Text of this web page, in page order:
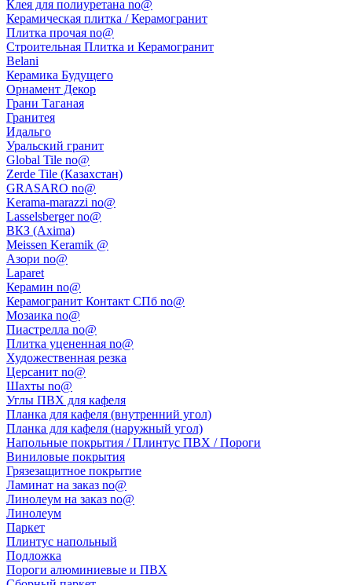
Клея для полиуретана no@
Керамическая плитка / Керамогранит
Плитка прочая no@
Строительная Плитка и Керамогранит
Belani
Керамика Будущего
Орнамент Декор
Грани Таганая
Гранитея
Идальго
Уральский гранит
Global Tile no@
Zerde Tile (Казахстан)
GRASARO no@
Kerama-marazzi no@
Lasselsberger no@
ВКЗ (Axima)
Meissen Keramik @
Азори no@
Laparet
Керамин no@
Керамогранит Контакт СПб no@
Мозаика no@
Пиастрелла no@
Плитка уцененная no@
Художественная резка
Церсанит no@
Шахты no@
Углы ПВХ для кафеля
Планка для кафеля (внутренний угол)
Планка для кафеля (наружный угол)
Напольные покрытия / Плинтус ПВХ / Пороги
Виниловые покрытия
Грязезащитное покрытие
Ламинат на заказ no@
Линолеум на заказ no@
Линолеум
Паркет
Плинтус напольный
Подложка
Пороги алюминиевые и ПВХ